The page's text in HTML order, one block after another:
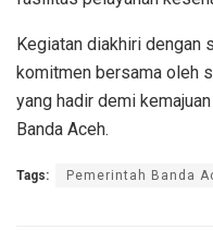
Kegiatan diakhiri dengan
komitmen bersama oleh
yang hadir demi
Banda Aceh.
Tags: Pemerintah Banda